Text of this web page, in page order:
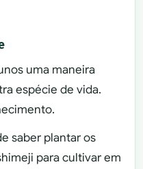
uma maneira
espécie de vida.
saber plantar os
para cultivar em